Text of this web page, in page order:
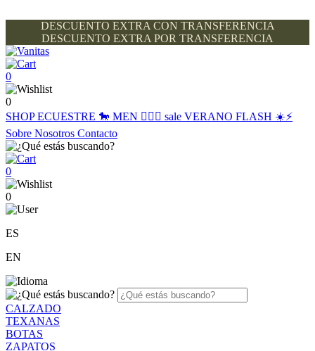
DESCUENTO EXTRA CON TRANSFERENCIA
DESCUENTO EXTRA POR TRANSFERENCIA
0
0
SHOPECUESTRE 🐎 MEN 🙋🏽‍♂️ sale VERANO FLASH ☀️⚡️
Sobre Nosotros Contacto
0
0
ES
EN
CALZADO
TEXANAS
BOTAS
ZAPATOS